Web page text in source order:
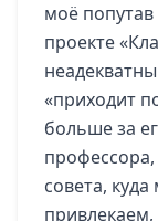
моё
проекте
«приходит
больше за
совета,